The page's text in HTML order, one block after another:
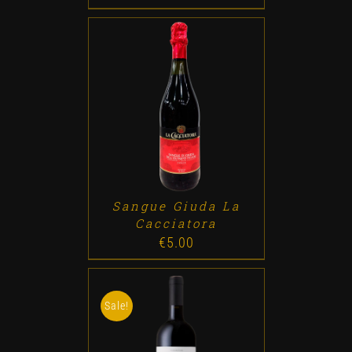
ADD TO CART / DETALLES
Sangue Giuda La
Cacciatora
€5.00
Sale!